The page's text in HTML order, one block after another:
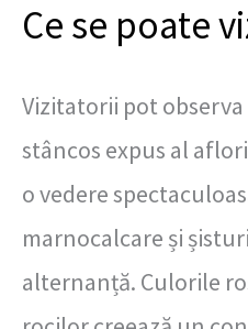
Ce se poate
Vizitatorii pot
stâncos expus al
o vedere
marnocalcare și
alternanță. Culorile